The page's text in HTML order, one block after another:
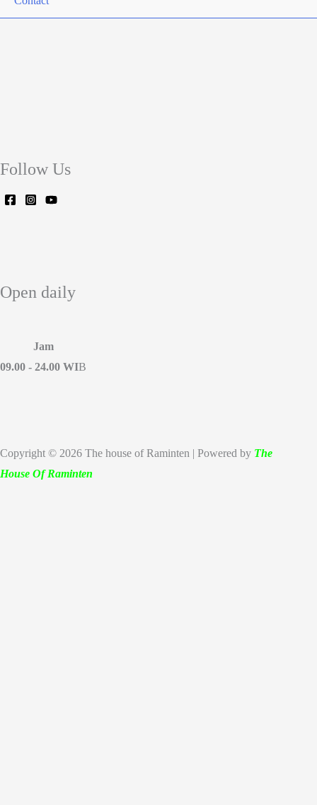
Follow Us
Open daily
Jam
09.00 - 24.00 WIB
Copyright © 2026 The house of Raminten | Powered by The
House Of Raminten